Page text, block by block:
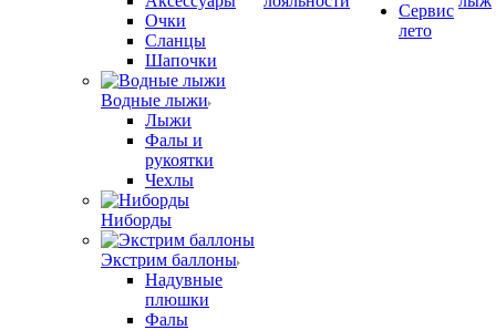
Очки
Сланцы
Шапочки
Водные лыжи
Лыжи
Фалы и
рукоятки
Чехлы
Ниборды
Экстрим баллоны
Надувные
плюшки
Фалы
Сервис
лето